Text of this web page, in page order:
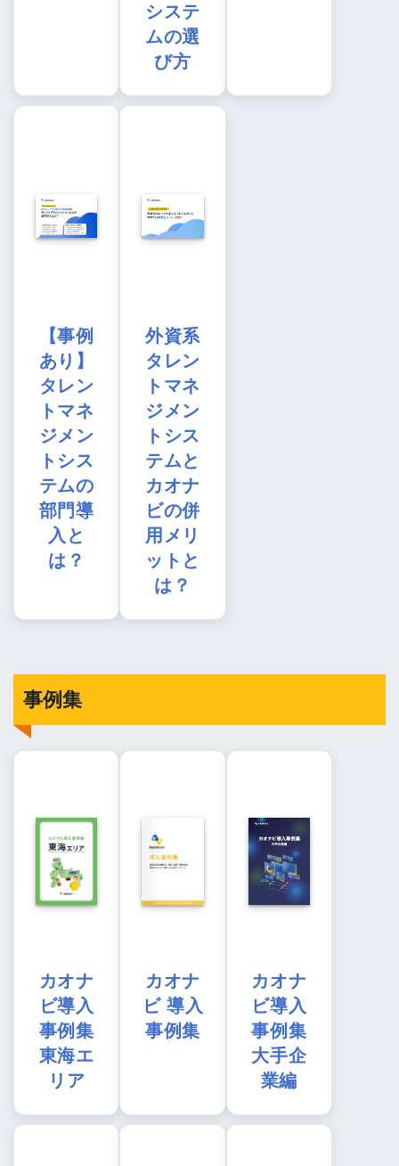
システ
ムの選
び方
【事例
あり】
タレン
トマネ
ジメン
トシス
テムの
部門導
入と
は？
外資系
タレン
トマネ
ジメン
トシス
テムと
カオナ
ビの併
用メリ
ットと
は？
事例集
カオナ
ビ導入
事例集
東海エ
リア
カオナ
ビ 導入
事例集
カオナ
ビ導入
事例集
大手企
業編